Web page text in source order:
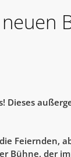
Feiernden,
Bühne, der